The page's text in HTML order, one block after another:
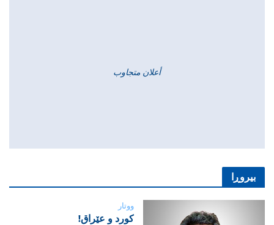
أعلان متجاوب
بیروڕا
ووتار
‌كورد و عێراق!